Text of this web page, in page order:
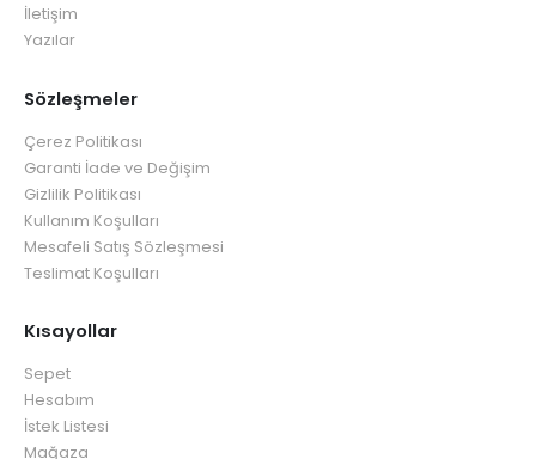
İletişim
Yazılar
Sözleşmeler
Çerez Politikası
Garanti İade ve Değişim
Gizlilik Politikası
Kullanım Koşulları
Mesafeli Satış Sözleşmesi
Teslimat Koşulları
Kısayollar
Sepet
Hesabım
İstek Listesi
Mağaza